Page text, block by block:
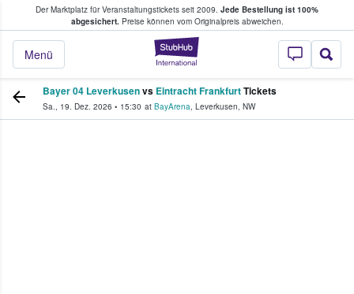
Der Marktplatz für Veranstaltungstickets seit 2009. Jede Bestellung ist 100%
abgesichert.Preise können vom Originalpreis abweichen.
StubHub - Wo
Menü
Tickets kaufen & verkaufen
Bayer 04 Leverkusenvs Eintracht FrankfurtTickets
Sa., 19. Dez. 2026 • 15:30 at BayArena, Leverkusen, NW